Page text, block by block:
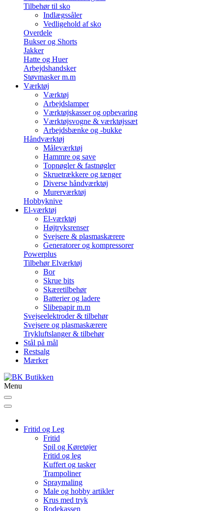
Tilbehør til sko
Indlægssåler
Vedligehold af sko
Overdele
Bukser og Shorts
Jakker
Hatte og Huer
Arbejdshandsker
Støvmasker m.m
Værktøj
Værktøj
Arbejdslamper
Værktøjskasser og opbevaring
Værktøjsvogne & værktøjssæt
Arbejdsbænke og -bukke
Håndværktøj
Måleværktøj
Hammre og save
Topnøgler & fastnøgler
Skruetrækkere og tænger
Diverse håndværktøj
Murerværktøj
Hobbyknive
El-værktøj
El-værktøj
Højtryksrenser
Svejsere & plasmaskærere
Generatorer og kompressorer
Powerplus
Tilbehør Elværktøj
Bor
Skrue bits
Skæretilbehør
Batterier og ladere
Slibepapir m.m
Svejseelektroder & tilbehør
Svejsere og plasmaskærere
Trykluftslanger & tilbehør
Stål på mål
Restsalg
Mærker
Menu
Fritid og Leg
Fritid
Spil og Køretøjer
Fritid og leg
Kuffert og tasker
Trampoliner
Spraymaling
Male og hobby artikler
Krus med tryk
Rodekassen